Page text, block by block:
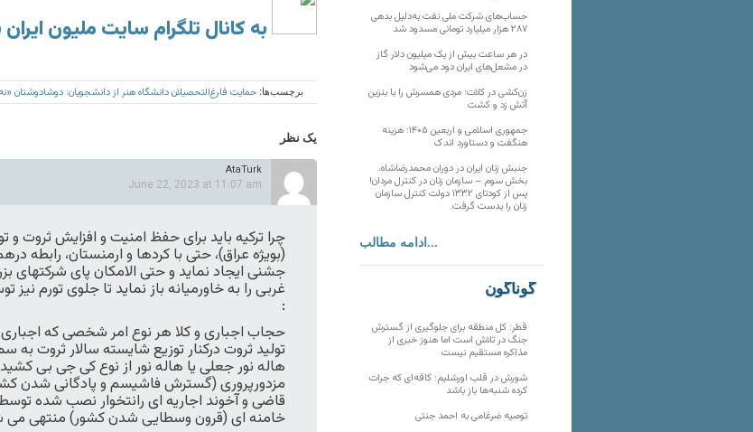
به کانال تلگرام سایت ملیون ایران
برچسب‌ها: حمایت فارغ‌التحصیلان دانشگاه هنر از دانشجویان: دوشادوشتان
یک نظر
AtaTurk
June 22, 2023 at 11:07 am
چرا ترکیه باید برای حفظ امنیت و افزایش ثروت و
(بویژه عراق)، حتی با کردها و ارمنستان، رابطه
جشنی ایجاد نماید و حتی الامکان پای شرکتهای
غربی را به خاورمیانه باز نماید تا جلوی تورم
:
حجاب اجباری و کلا هر نوع امر شخصی که
تولید ثروت درکنار توزیع شایسته سالار ثروت
هاله نور جعلی یا هاله نور از نوع کی جی بی
مزدورپروری (گسترش فاشیسم و پادگانی شدن
قاضی و آخوند اجاریه ای رانتخوار نصب شده
خامنه ای (قرون وسطایی شدن کشور) منتهی می
حساب‌های شرکت ملی نفت به‌دلیل بدهی
۲۸۷ هزار میلیارد تومانی مسدود شد
در هر ساعت بیش از یک میلیون دلار گاز
در مشعل‌های ایران دود می‌شود
زن‌کشی در کلات؛ مردی همسرش را با بنزین
آتش زد و کشت
جمهوری اسلامی و اربعین ۱۴۰۵؛ هزینه
هنگفت و دستاورد اندک
جنبش زنان ایران در دوران محمدرضاشاه،
بخش سوم – سازمان زنان در کنترل مردان!
پس از کودتای ۱۳۳۲ دولت کنترل سازمان
زنان را بدست گرفت.
ادامه مطالب...
گوناگون
قطر: کل منطقه برای جلوگیری از گسترش
جنگ در تلاش است اما هنوز خبری از
مذاکره مستقیم نیست
شورش در قلب اورشلیم؛ کافه‌ای که جرات
کرده شنبه‌ها باز باشد
توصیه ضرغامی به احمد جنتی